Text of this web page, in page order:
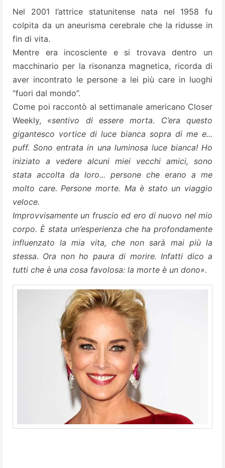
Nel 2001 l’attrice statunitense nata nel 1958 fu
colpita da un aneurisma cerebrale che la ridusse in
fin di vita.
Mentre era incosciente e si trovava dentro un
macchinario per la risonanza magnetica, ricorda di
aver incontrato le persone a lei più care in luoghi
“fuori dal mondo”.
Come poi raccontò al settimanale americano Closer
Weekly, «sentivo di essere morta. C’era questo
gigantesco vortice di luce bianca sopra di me e...
puff. Sono entrata in una luminosa luce bianca! Ho
iniziato a vedere alcuni miei vecchi amici, sono
stata accolta da loro... persone che erano a me
molto care. Persone morte. Ma è stato un viaggio
veloce.
Improvvisamente un fruscio ed ero di nuovo nel mio
corpo. È stata un’esperienza che ha profondamente
influenzato la mia vita, che non sarà mai più la
stessa. Ora non ho paura di morire. Infatti dico a
tutti che è una cosa favolosa: la morte è un dono».